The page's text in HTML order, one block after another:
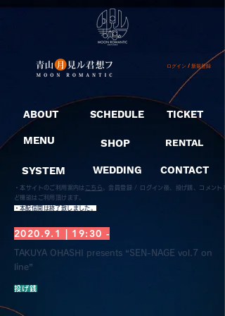
ログイン / 新規登録
ABOUT
MENU
SYSTEM
SCHEDULE
SHOP
WEDDING
TICKET
RENTAL
CONTACT
・本サイトのご利用案内は こちら
会員登録 / ログイン後、投げ銭、コメント
ど機能はご利用頂けます。
​・本配信開は終了致しました。
2020.9.1 | 19:30 -
TAKUYA OHASHI presents “SEN-NAGE vol.7 on
line”
投げ銭